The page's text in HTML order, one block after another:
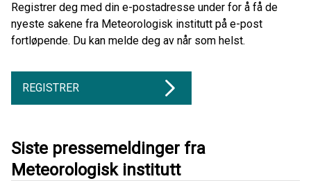
Registrer deg med din e-postadresse under for å få de
nyeste sakene fra Meteorologisk institutt på e-post
fortløpende. Du kan melde deg av når som helst.
REGISTRER
Siste pressemeldinger fra
Meteorologisk institutt